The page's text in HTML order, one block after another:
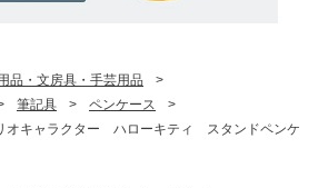
品・文房具・手芸用品
>
筆記具 > ペンケース
>
オキャラクター ハローキティ スタンドペンケ